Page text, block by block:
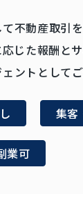
不動産取引
じた報酬と
ントとして
集客
業可